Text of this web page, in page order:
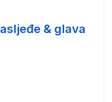
& glava